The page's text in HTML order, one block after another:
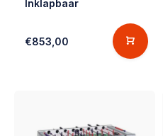
Inklapbaar
€853,00